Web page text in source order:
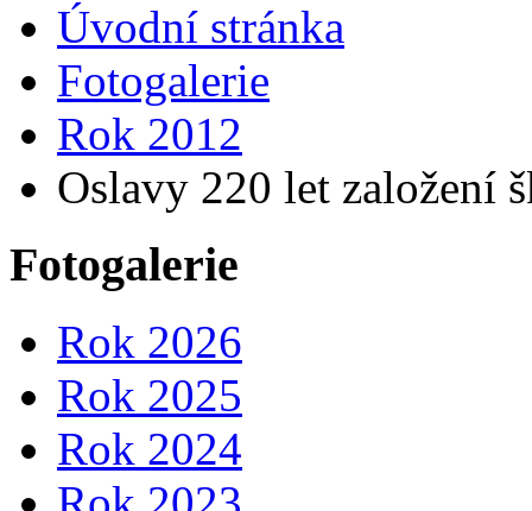
Úvodní stránka
Fotogalerie
Rok 2012
Oslavy 220 let založení
Fotogalerie
Rok 2026
Rok 2025
Rok 2024